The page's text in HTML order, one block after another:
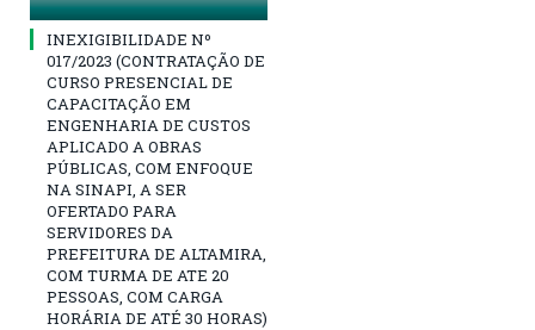
INEXIGIBILIDADE Nº
017/2023 (CONTRATAÇÃO DE
CURSO PRESENCIAL DE
CAPACITAÇÃO EM
ENGENHARIA DE CUSTOS
APLICADO A OBRAS
PÚBLICAS, COM ENFOQUE
NA SINAPI, A SER
OFERTADO PARA
SERVIDORES DA
PREFEITURA DE ALTAMIRA,
COM TURMA DE ATE 20
PESSOAS, COM CARGA
HORÁRIA DE ATÉ 30 HORAS)